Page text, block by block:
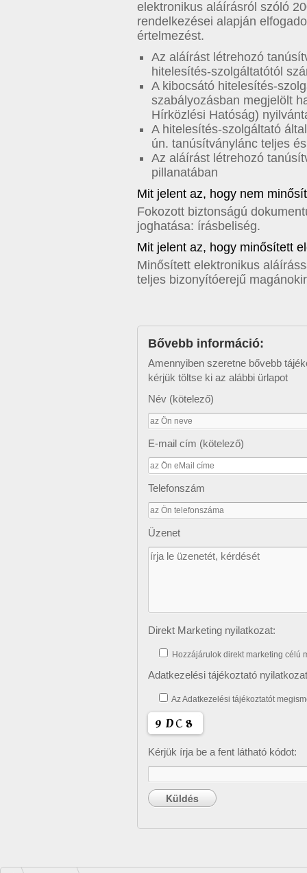
elektronikus aláírásról szóló
rendelkezései alapján
értelmezést.
Az aláírást létrehozó
hitelesítés-szolgáltatótól
A kibocsátó hitelesítés-
szabályozásban megjelölt
Hírközlési Hatóság)
A hitelesítés-szolgáltató
ún. tanúsítványlánc teljes
Az aláírást létrehozó
pillanatában
Mit jelent az, hogy nem
Fokozott biztonságú
joghatása: írásbeliség.
Mit jelent az, hogy minősített
Minősített elektronikus
teljes bizonyítóerejű
Bővebb információ:
Amennyiben szeretne bővebb
kérjük töltse ki az alábbi ürlapot
Név (kötelező)
E-mail cím (kötelező)
Telefonszám
Üzenet
Direkt Marketing nyilatkozat:
Hozzájárulok direkt marketing célú
Adatkezelési tájékoztató
Az Adatkezelési tájékoztatót
Kérjük írja be a fent látható kódot: